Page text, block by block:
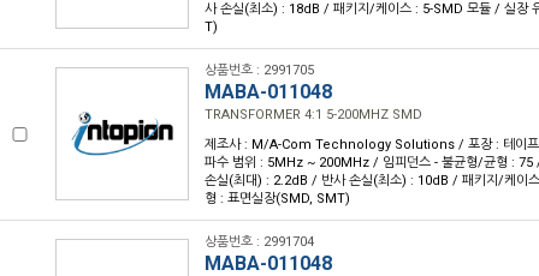
사 손실(최소) : 18dB / 패키지/케이스 : 5-SMD 모듈 / 실장
T)
상품번호 : 2991705
MABA-011048
TRANSFORMER 4:1 5-200MHZ SMD
제조사 : M/A-Com Technology Solutions / 포장 : 테이
파수 범위 : 5MHz ~ 200MHz / 임피던스 - 불균형/균형 :
손실(최대) : 2.2dB / 반사 손실(최소) : 10dB / 패키지/케이
형 : 표면실장(SMD, SMT)
상품번호 : 2991704
MABA-011048